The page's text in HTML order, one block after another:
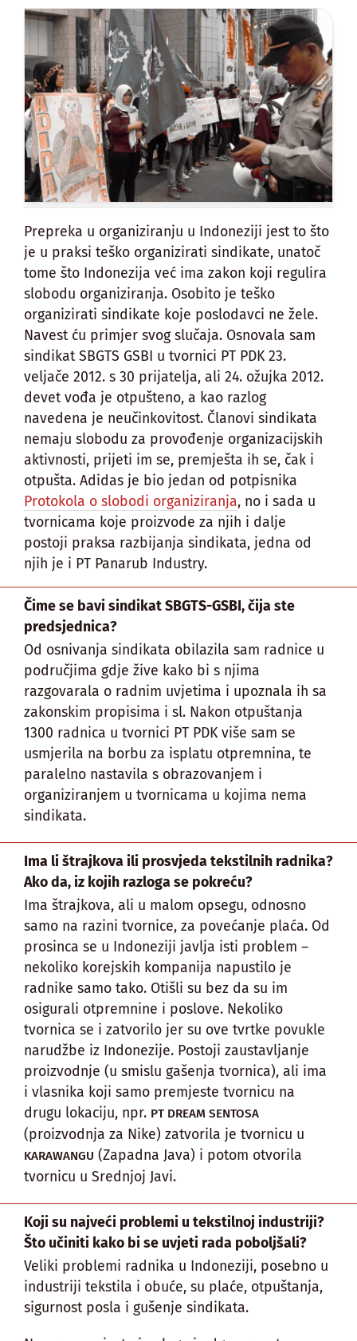
Prepreka u organiziranju u Indoneziji jest to što
je u praksi teško organizirati sindikate, unatoč
tome što Indonezija već ima zakon koji regulira
slobodu organiziranja. Osobito je teško
organizirati sindikate koje poslodavci ne žele.
Navest ću primjer svog slučaja. Osnovala sam
sindikat SBGTS GSBI u tvornici PT PDK 23.
veljače 2012. s 30 prijatelja, ali 24. ožujka 2012.
devet vođa je otpušteno, a kao razlog
navedena je neučinkovitost. Članovi sindikata
nemaju slobodu za provođenje organizacijskih
aktivnosti, prijeti im se, premješta ih se, čak i
otpušta. Adidas je bio jedan od potpisnika
Protokola o slobodi organiziranja, no i sada u
tvornicama koje proizvode za njih i dalje
postoji praksa razbijanja sindikata, jedna od
njih je i PT Panarub Industry.
Čime se bavi sindikat SBGTS-GSBI, čija ste
predsjednica?
Od osnivanja sindikata obilazila sam radnice u
područjima gdje žive kako bi s njima
razgovarala o radnim uvjetima i upoznala ih sa
zakonskim propisima i sl. Nakon otpuštanja
1300 radnica u tvornici PT PDK više sam se
usmjerila na borbu za isplatu otpremnina, te
paralelno nastavila s obrazovanjem i
organiziranjem u tvornicama u kojima nema
sindikata.
Ima li štrajkova ili prosvjeda tekstilnih radnika?
Ako da, iz kojih razloga se pokreću?
Ima štrajkova, ali u malom opsegu, odnosno
samo na razini tvornice, za povećanje plaća. Od
prosinca se u Indoneziji javlja isti problem –
nekoliko korejskih kompanija napustilo je
radnike samo tako. Otišli su bez da su im
osigurali otpremnine i poslove. Nekoliko
tvornica se i zatvorilo jer su ove tvrtke povukle
narudžbe iz Indonezije. Postoji zaustavljanje
proizvodnje (u smislu gašenja tvornica), ali ima
i vlasnika koji samo premjeste tvornicu na
drugu lokaciju, npr. PT DREAM SENTOSA
(proizvodnja za Nike) zatvorila je tvornicu u
KARAWANGU (Zapadna Java) i potom otvorila
tvornicu u Srednjoj Javi.
Koji su najveći problemi u tekstilnoj industriji?
Što učiniti kako bi se uvjeti rada poboljšali?
Veliki problemi radnika u Indoneziji, posebno u
industriji tekstila i obuće, su plaće, otpuštanja,
sigurnost posla i gušenje sindikata.